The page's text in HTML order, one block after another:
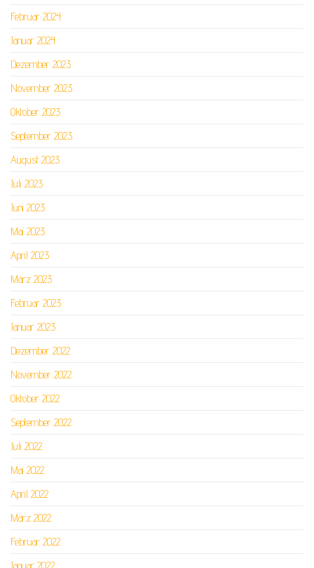
Februar 2024
Januar 2024
Dezember 2023
November 2023
Oktober 2023
September 2023
August 2023
Juli 2023
Juni 2023
Mai 2023
April 2023
März 2023
Februar 2023
Januar 2023
Dezember 2022
November 2022
Oktober 2022
September 2022
Juli 2022
Mai 2022
April 2022
März 2022
Februar 2022
Januar 2022